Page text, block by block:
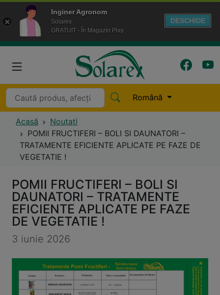
Inginer Agronom
Solarex
GRATUIT - În Magazin Play
DESCHIDE
Română
Acasă
Noutati
POMII FRUCTIFERI – BOLI SI DAUNATORI –
TRATAMENTE EFICIENTE APLICATE PE FAZE DE
VEGETATIE !
POMII FRUCTIFERI – BOLI SI
DAUNATORI – TRATAMENTE
EFICIENTE APLICATE PE FAZE
DE VEGETATIE !
3 iunie 2026